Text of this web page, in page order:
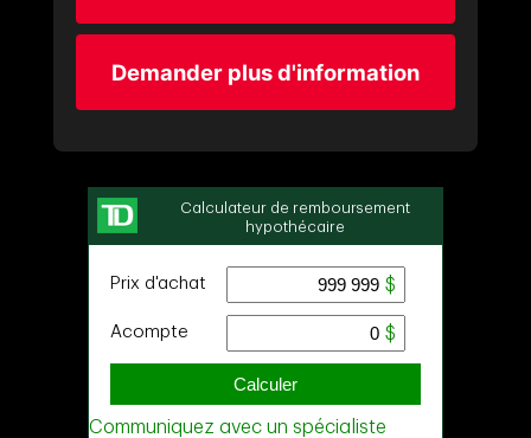
Demander plus d'information